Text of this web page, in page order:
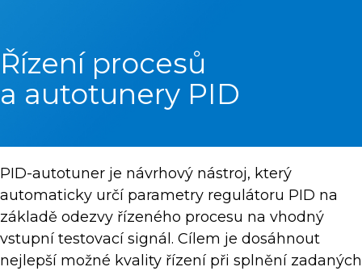
Řízení procesů
a autotunery PID
PID-autotuner je návrhový nástroj, který
automaticky určí parametry regulátoru PID na
základě odezvy řízeného procesu na vhodný
vstupní testovací signál. Cílem je dosáhnout
nejlepší možné kvality řízení při splnění zadaných